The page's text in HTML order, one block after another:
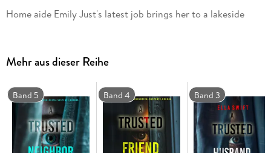
Home aide Emily Just's latest job brings her to a lakeside
But beneath the glamorous surface of this image-obsessed
couple's life, Emily discovers a treacherous web of infidelity
Mehr aus dieser Reihe
Band 5 Band 4 Band 3